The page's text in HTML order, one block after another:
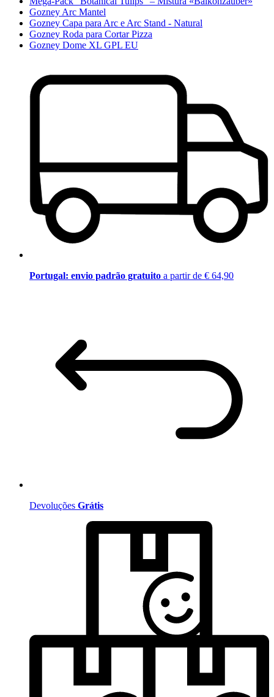
Gozney Arc Mantel
Gozney Capa para Arc e Arc Stand - Natural
Gozney Roda para Cortar Pizza
Gozney Dome XL GPL EU
Portugal: envio padrão gratuito a partir de € 64,90
Devoluções Grátis